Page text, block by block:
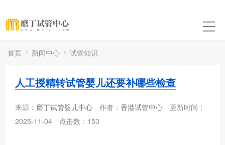
首页 新闻中心 试管知识
人工授精转试管婴儿还要补哪些检查
来源： 磨丁试管婴儿中心 作者： 香港试管中心
更新时间：
2025-11-04
点击数： 153